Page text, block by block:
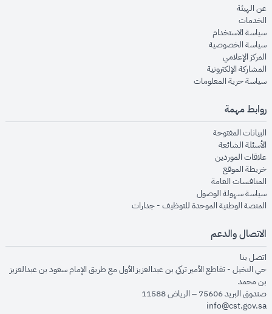
عن الهيئةopens in new window
الخدماتopens in new window
سياسة الاستخدام
سياسة الخصوصيةopens in new window
المركز الإعلاميopens in new window
المشاركة الإلكترونيةopens in new window
سياسة حرية المعلوماتopens in new window
روابط مهمة
البيانات المفتوحةopens in new window
الأسئلة الشائعةopens in new window
علاقات الموردينopens in new window
خريطة الموقعopens in new window
المنافسات العامةopens in new window
سياسة سهولة الوصولopens in new window
المنصة الوطنية الموحدة للتوظيف - جداراتopens in new window
الاتصال والدعم
اتصل بنا
حي النخيل - تقاطع الأمير تركي بن عبدالعزيز الأول مع طريق الإمام سعود بن عبدالعزيز
بن محمد
صندوق البريد 75606 – الرياض 11588
info@cst.gov.sa